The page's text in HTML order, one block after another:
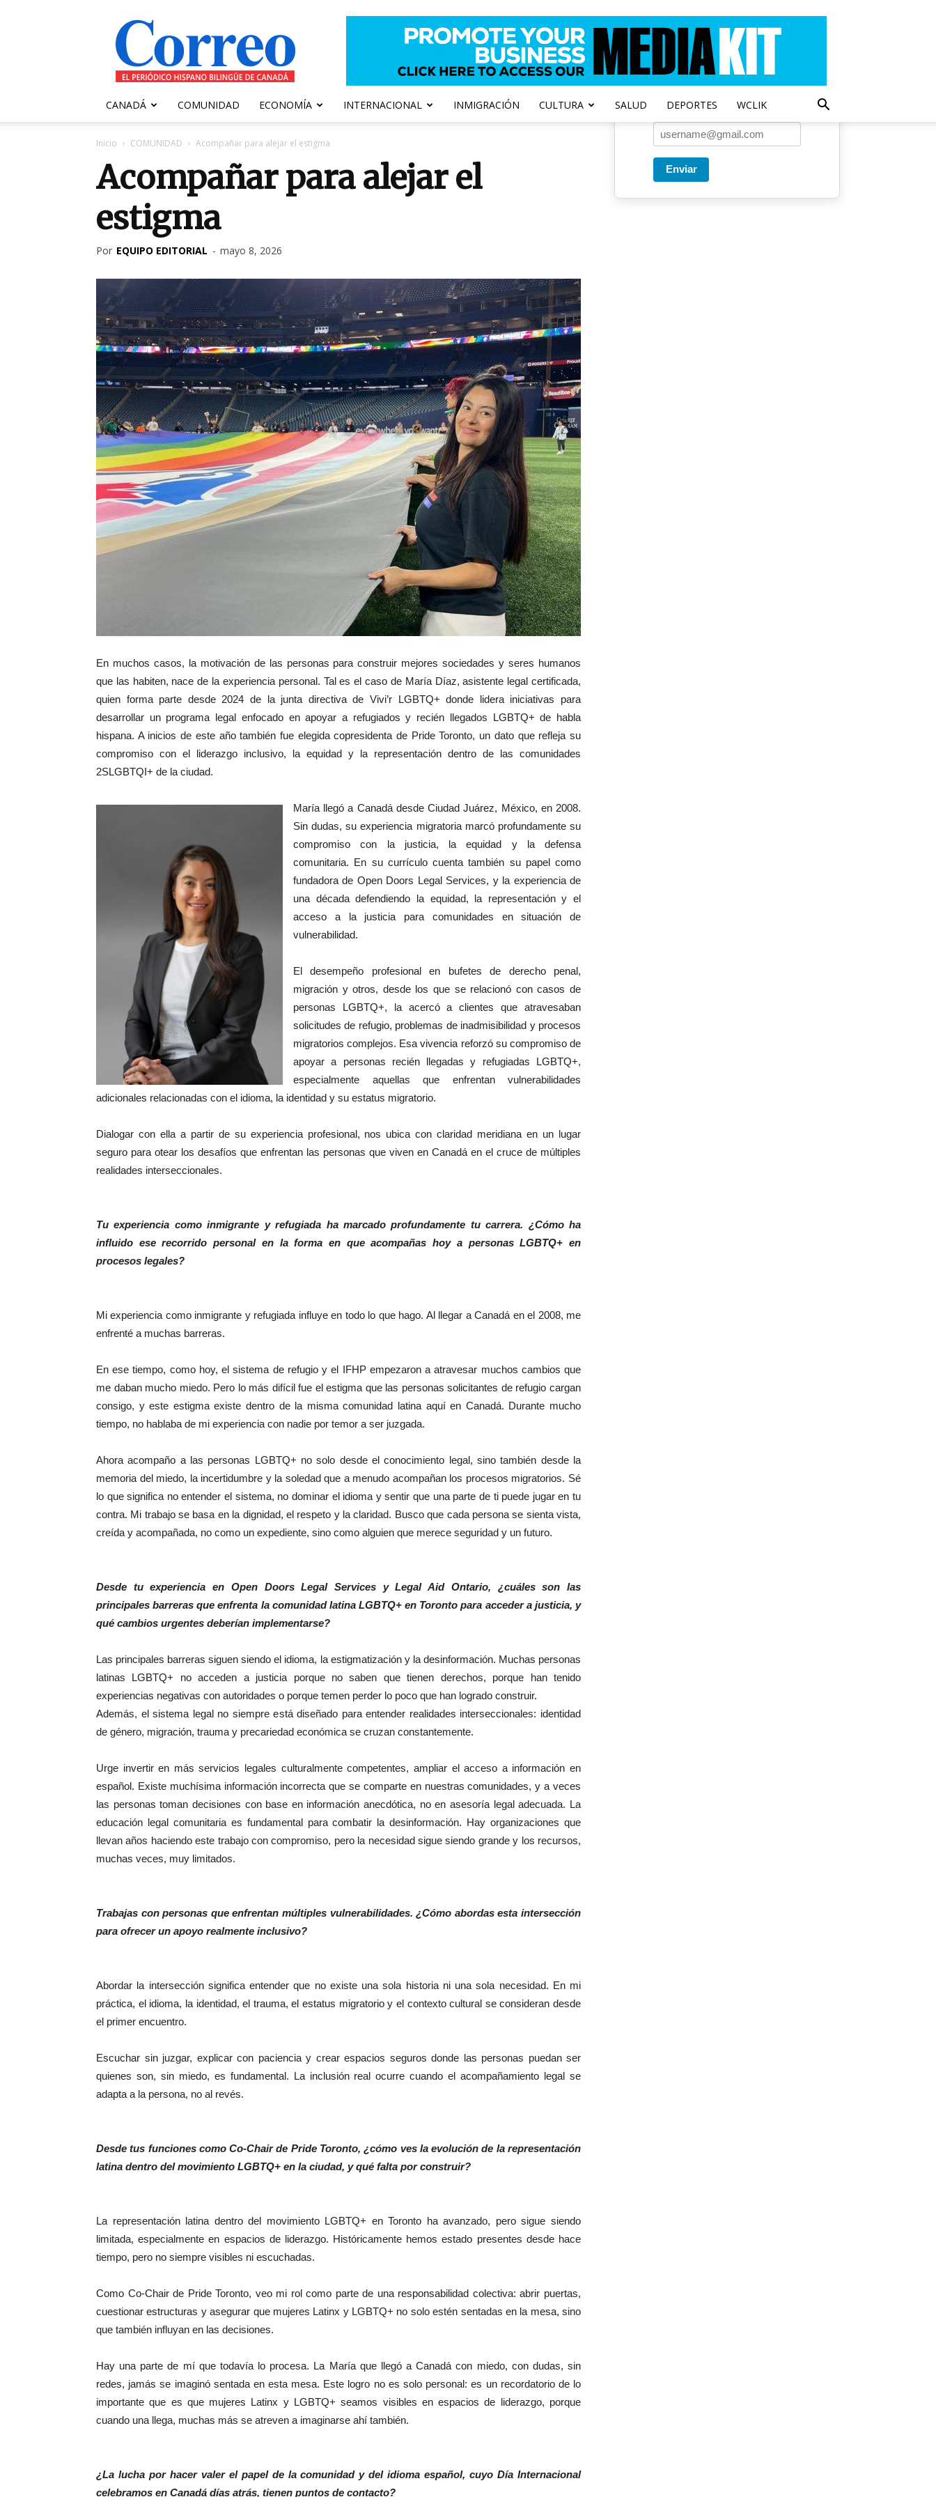
Correo
Canadiense
CANADÁ COMUNIDAD ECONOMÍA INTERNACIONAL INMIGRACIÓN CULTURA SALUD DEPORTES WCLIK
Inicio COMUNIDAD Acompañar para alejar el estigma
Acompañar para alejar el
estigma
Por EQUIPO EDITORIAL - mayo 8, 2026
En muchos casos, la motivación de las personas para construir mejores sociedades y seres humanos
que las habiten, nace de la experiencia personal. Tal es el caso de María Díaz, asistente legal certificada,
quien forma parte desde 2024 de la junta directiva de Vivi’r LGBTQ+ donde lidera iniciativas para
desarrollar un programa legal enfocado en apoyar a refugiados y recién llegados LGBTQ+ de habla
hispana. A inicios de este año también fue elegida copresidenta de Pride Toronto, un dato que refleja su
compromiso con el liderazgo inclusivo, la equidad y la representación dentro de las comunidades
2SLGBTQI+ de la ciudad.
María llegó a Canadá desde Ciudad Juárez, México, en 2008.
Sin dudas, su experiencia migratoria marcó profundamente su
compromiso con la justicia, la equidad y la defensa
comunitaria. En su currículo cuenta también su papel como
fundadora de Open Doors Legal Services, y la experiencia de
una década defendiendo la equidad, la representación y el
acceso a la justicia para comunidades en situación de
vulnerabilidad.
El desempeño profesional en bufetes de derecho penal,
migración y otros, desde los que se relacionó con casos de
personas LGBTQ+, la acercó a clientes que atravesaban
solicitudes de refugio, problemas de inadmisibilidad y procesos
migratorios complejos. Esa vivencia reforzó su compromiso de
apoyar a personas recién llegadas y refugiadas LGBTQ+,
especialmente aquellas que enfrentan vulnerabilidades
adicionales relacionadas con el idioma, la identidad y su estatus migratorio.
Dialogar con ella a partir de su experiencia profesional, nos ubica con claridad meridiana en un lugar
seguro para otear los desafíos que enfrentan las personas que viven en Canadá en el cruce de múltiples
realidades interseccionales.
Tu experiencia como inmigrante y refugiada ha marcado profundamente tu carrera. ¿Cómo ha
influido ese recorrido personal en la forma en que acompañas hoy a personas LGBTQ+ en
procesos legales?
Mi experiencia como inmigrante y refugiada influye en todo lo que hago. Al llegar a Canadá en el 2008, me
enfrenté a muchas barreras.
En ese tiempo, como hoy, el sistema de refugio y el IFHP empezaron a atravesar muchos cambios que
me daban mucho miedo. Pero lo más difícil fue el estigma que las personas solicitantes de refugio cargan
consigo, y este estigma existe dentro de la misma comunidad latina aquí en Canadá. Durante mucho
tiempo, no hablaba de mi experiencia con nadie por temor a ser juzgada.
Ahora acompaño a las personas LGBTQ+ no solo desde el conocimiento legal, sino también desde la
memoria del miedo, la incertidumbre y la soledad que a menudo acompañan los procesos migratorios. Sé
lo que significa no entender el sistema, no dominar el idioma y sentir que una parte de ti puede jugar en tu
contra. Mi trabajo se basa en la dignidad, el respeto y la claridad. Busco que cada persona se sienta vista,
creída y acompañada, no como un expediente, sino como alguien que merece seguridad y un futuro.
Desde tu experiencia en Open Doors Legal Services y Legal Aid Ontario, ¿cuáles son las
principales barreras que enfrenta la comunidad latina LGBTQ+ en Toronto para acceder a justicia, y
qué cambios urgentes deberían implementarse?
Las principales barreras siguen siendo el idioma, la estigmatización y la desinformación. Muchas personas
latinas LGBTQ+ no acceden a justicia porque no saben que tienen derechos, porque han tenido
experiencias negativas con autoridades o porque temen perder lo poco que han logrado construir.
Además, el sistema legal no siempre está diseñado para entender realidades interseccionales: identidad
de género, migración, trauma y precariedad económica se cruzan constantemente.
Urge invertir en más servicios legales culturalmente competentes, ampliar el acceso a información en
español. Existe muchísima información incorrecta que se comparte en nuestras comunidades, y a veces
las personas toman decisiones con base en información anecdótica, no en asesoría legal adecuada. La
educación legal comunitaria es fundamental para combatir la desinformación. Hay organizaciones que
llevan años haciendo este trabajo con compromiso, pero la necesidad sigue siendo grande y los recursos,
muchas veces, muy limitados.
Trabajas con personas que enfrentan múltiples vulnerabilidades. ¿Cómo abordas esta intersección
para ofrecer un apoyo realmente inclusivo?
Abordar la intersección significa entender que no existe una sola historia ni una sola necesidad. En mi
práctica, el idioma, la identidad, el trauma, el estatus migratorio y el contexto cultural se consideran desde
el primer encuentro.
Escuchar sin juzgar, explicar con paciencia y crear espacios seguros donde las personas puedan ser
quienes son, sin miedo, es fundamental. La inclusión real ocurre cuando el acompañamiento legal se
adapta a la persona, no al revés.
Desde tus funciones como Co-Chair de Pride Toronto, ¿cómo ves la evolución de la representación
latina dentro del movimiento LGBTQ+ en la ciudad, y qué falta por construir?
La representación latina dentro del movimiento LGBTQ+ en Toronto ha avanzado, pero sigue siendo
limitada, especialmente en espacios de liderazgo. Históricamente hemos estado presentes desde hace
tiempo, pero no siempre visibles ni escuchadas.
Como Co-Chair de Pride Toronto, veo mi rol como parte de una responsabilidad colectiva: abrir puertas,
cuestionar estructuras y asegurar que mujeres Latinx y LGBTQ+ no solo estén sentadas en la mesa, sino
que también influyan en las decisiones.
Hay una parte de mí que todavía lo procesa. La María que llegó a Canadá con miedo, con dudas, sin
redes, jamás se imaginó sentada en esta mesa. Este logro no es solo personal: es un recordatorio de lo
importante que es que mujeres Latinx y LGBTQ+ seamos visibles en espacios de liderazgo, porque
cuando una llega, muchas más se atreven a imaginarse ahí también.
¿La lucha por hacer valer el papel de la comunidad y del idioma español, cuyo Día Internacional
celebramos en Canadá días atrás, tienen puntos de contacto?
Una vez a la semana enviamos
Enviar
Entregado por SendPulse